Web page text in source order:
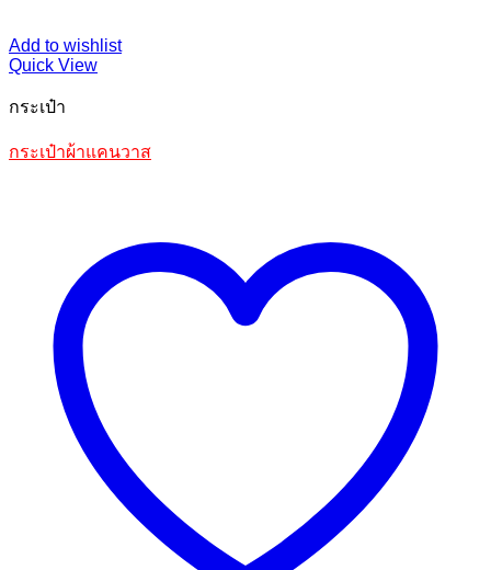
Add to wishlist
Quick View
กระเป๋า
กระเป๋าผ้าแคนวาส